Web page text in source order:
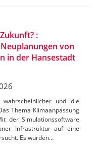
:
von
in der Hansestadt
und die
Thema Klimaanpassung
der Simulationssoftware
Infrastruktur auf eine
Es wurden…